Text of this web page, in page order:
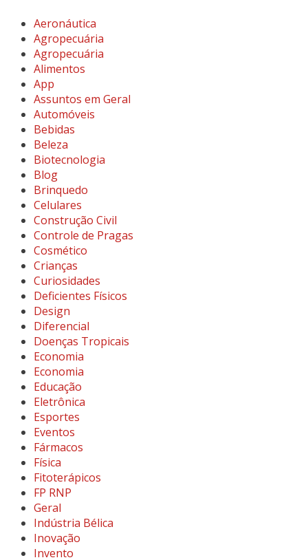
Aeronáutica
Agropecuária
Agropecuária
Alimentos
App
Assuntos em Geral
Automóveis
Bebidas
Beleza
Biotecnologia
Blog
Brinquedo
Celulares
Construção Civil
Controle de Pragas
Cosmético
Crianças
Curiosidades
Deficientes Físicos
Design
Diferencial
Doenças Tropicais
Economia
Economia
Educação
Eletrônica
Esportes
Eventos
Fármacos
Física
Fitoterápicos
FP RNP
Geral
Indústria Bélica
Inovação
Invento